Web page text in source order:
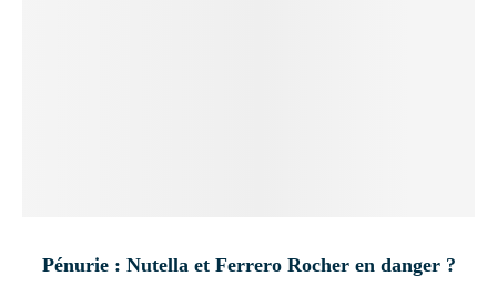
Pénurie : Nutella et Ferrero Rocher en danger ?